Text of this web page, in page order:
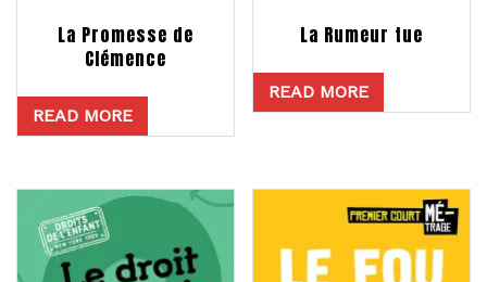
La Promesse de
Clémence
READ MORE
La Rumeur tue
READ MORE